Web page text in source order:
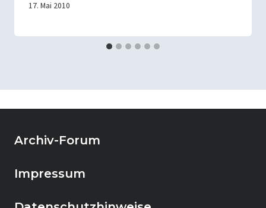
17. Mai 2010
Archiv-Forum
Impressum